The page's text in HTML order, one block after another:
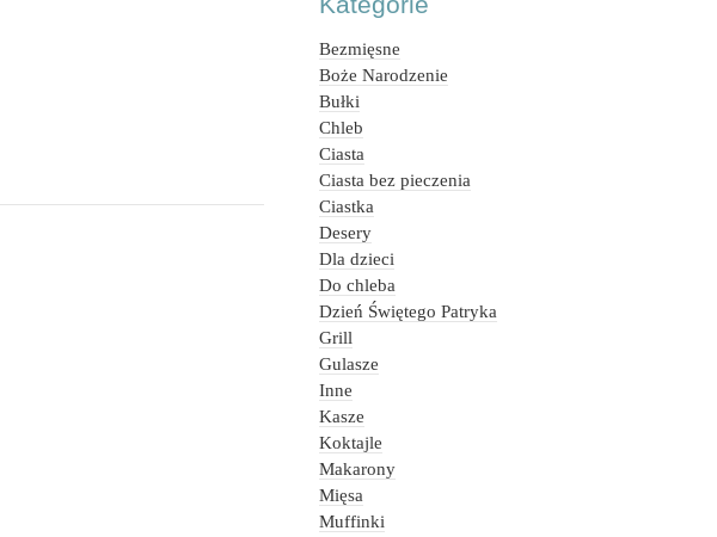
Bezmięsne
Boże Narodzenie
Bułki
Chleb
Ciasta
Ciasta bez pieczenia
Ciastka
Desery
Dla dzieci
Do chleba
Dzień Świętego Patryka
Grill
Gulasze
Inne
Kasze
Koktajle
Makarony
Mięsa
Muffinki